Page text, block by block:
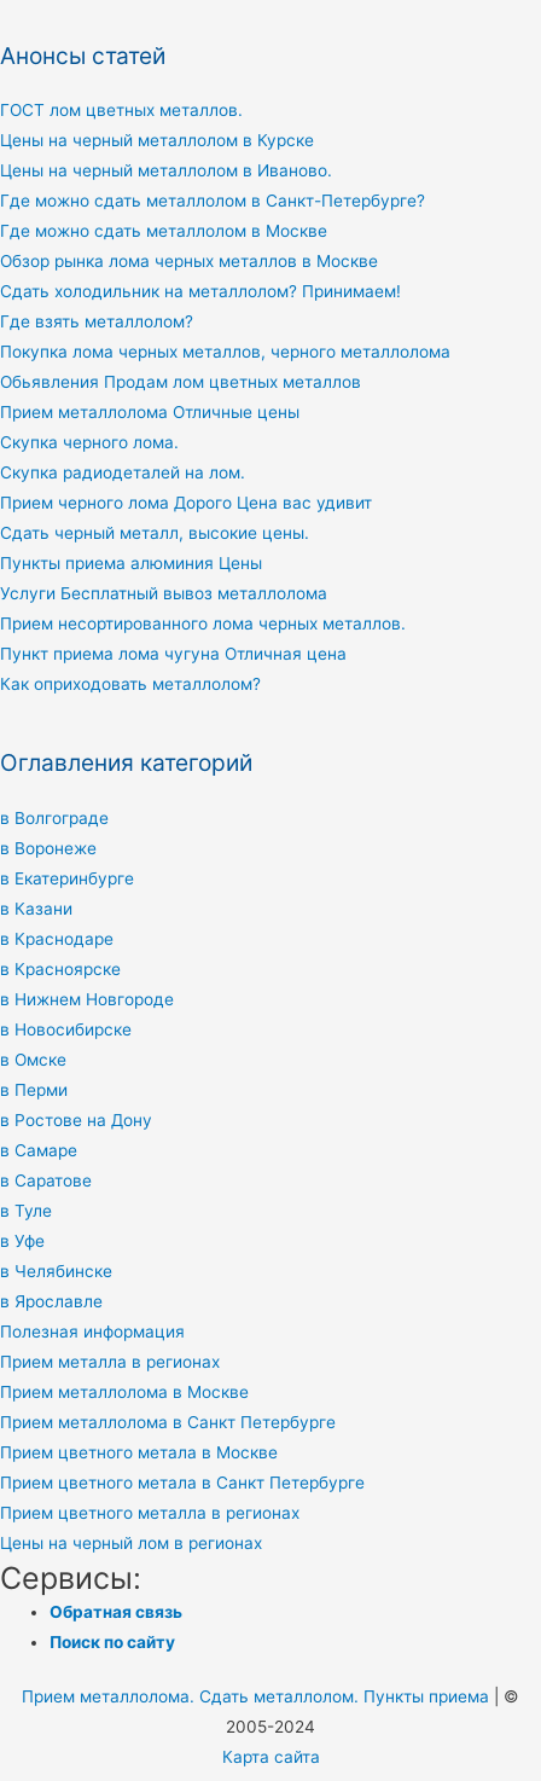
Анонсы статей
ГОСТ лом цветных металлов.
Цены на черный металлолом в Курске
Цены на черный металлолом в Иваново.
Где можно сдать металлолом в Санкт-Петербурге?
Где можно сдать металлолом в Москве
Обзор рынка лома черных металлов в Москве
Сдать холодильник на металлолом? Принимаем!
Где взять металлолом?
Покупка лома черных металлов, черного металлолома
Обьявления Продам лом цветных металлов
Прием металлолома Отличные цены
Скупка черного лома.
Скупка радиодеталей на лом.
Прием черного лома Дорого Цена вас удивит
Сдать черный металл, высокие цены.
Пункты приема алюминия Цены
Услуги Бесплатный вывоз металлолома
Прием несортированного лома черных металлов.
Пункт приема лома чугуна Отличная цена
Как оприходовать металлолом?
Оглавления категорий
в Волгограде
в Воронеже
в Екатеринбурге
в Казани
в Краснодаре
в Красноярске
в Нижнем Новгороде
в Новосибирске
в Омске
в Перми
в Ростове на Дону
в Самаре
в Саратове
в Туле
в Уфе
в Челябинске
в Ярославле
Полезная информация
Прием металла в регионах
Прием металлолома в Москве
Прием металлолома в Санкт Петербурге
Прием цветного метала в Москве
Прием цветного метала в Санкт Петербурге
Прием цветного металла в регионах
Цены на черный лом в регионах
Сервисы:
Обратная связь
Поиск по сайту
Прием металлолома. Сдать металлолом. Пункты приема | ©
2005-2024
Карта сайта